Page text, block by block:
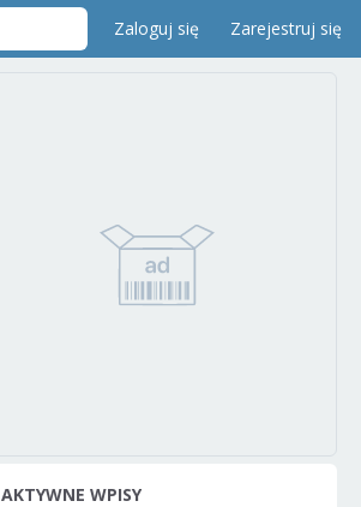
Zaloguj się Zarejestruj się
AKTYWNE WPISY